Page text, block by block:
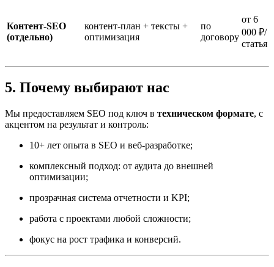
Контент-SEO
(отдельно)
контент-план + тексты +
оптимизация
по
договору
от 6
000 ₽/
статья
5. Почему выбирают нас
Мы предоставляем SEO под ключ в техническом формате, с
акцентом на результат и контроль:
10+ лет опыта в SEO и веб-разработке;
комплексный подход: от аудита до внешней
оптимизации;
прозрачная система отчетности и KPI;
работа с проектами любой сложности;
фокус на рост трафика и конверсий.